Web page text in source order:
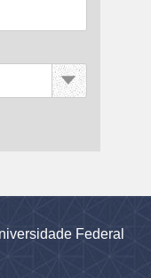
Federal